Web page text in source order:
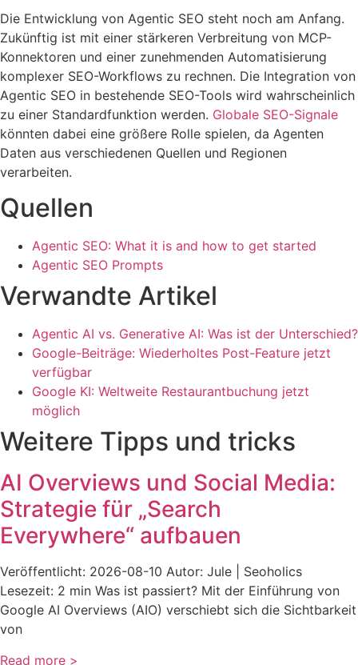
Die Entwicklung von Agentic SEO steht noch am Anfang.
Zukünftig ist mit einer stärkeren Verbreitung von MCP-
Konnektoren und einer zunehmenden Automatisierung
komplexer SEO-Workflows zu rechnen. Die Integration von
Agentic SEO in bestehende SEO-Tools wird wahrscheinlich
zu einer Standardfunktion werden. Globale SEO-Signale
könnten dabei eine größere Rolle spielen, da Agenten
Daten aus verschiedenen Quellen und Regionen
verarbeiten.
Quellen
Agentic SEO: What it is and how to get started
Agentic SEO Prompts
Verwandte Artikel
Agentic AI vs. Generative AI: Was ist der Unterschied?
Google-Beiträge: Wiederholtes Post-Feature jetzt
verfügbar
Google KI: Weltweite Restaurantbuchung jetzt
möglich
Weitere Tipps und tricks
AI Overviews und Social Media:
Strategie für „Search
Everywhere“ aufbauen
Veröffentlicht: 2026-08-10 Autor: Jule | Seoholics
Lesezeit: 2 min Was ist passiert? Mit der Einführung von
Google AI Overviews (AIO) verschiebt sich die Sichtbarkeit
von
Read more >